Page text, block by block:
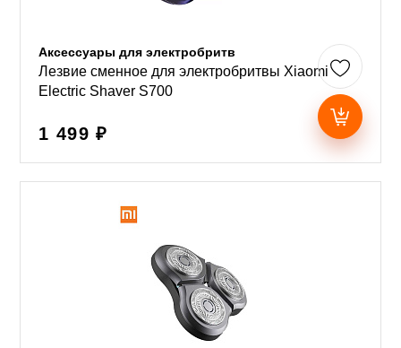
Аксессуары для электробритв
Лезвие сменное для электробритвы Xiaomi
Electric Shaver S700
1 499 ₽